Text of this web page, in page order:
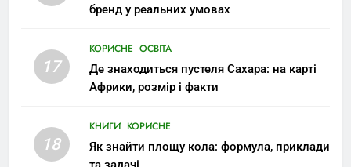
бренд у реальних умовах
17
КОРИСНЕ ОСВІТА
Де знаходиться пустеля Сахара: на карті
Африки, розмір і факти
18
КНИГИ КОРИСНЕ
Як знайти площу кола: формула, приклади